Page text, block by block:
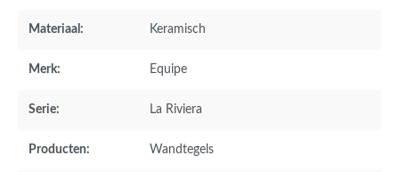
Materiaal: Keramisch
Merk: Equipe
Serie: La Riviera
Producten: Wandtegels